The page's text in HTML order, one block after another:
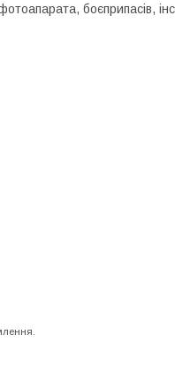
боєприпасів,